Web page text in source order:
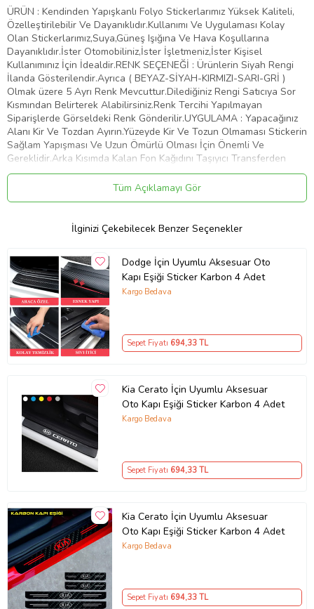
ÜRÜN : Kendinden Yapışkanlı Folyo Stickerlarımız Yüksek Kaliteli,
Özelleştirilebilir Ve Dayanıklıdır.Kullanımı Ve Uygulaması Kolay
Olan Stickerlarımız,Suya,Güneş Işığına Ve Hava Koşullarına
Dayanıklıdır.İster Otomobiliniz,İster İşletmeniz,İster Kişisel
Kullanımınız İçin İdealdir.RENK SEÇENEĞİ : Ürünlerin Siyah Rengi
İlanda Gösterilendir.Ayrıca ( BEYAZ-SİYAH-KIRMIZI-SARI-GRİ )
Olmak üzere 5 Ayrı Renk Mevcuttur.Dilediğiniz Rengi Satıcıya Sor
Kısmından Belirterek Alabilirsiniz.Renk Tercihi Yapılmayan
Siparişlerde Görseldeki Renk Gönderilir.UYGULAMA : Yapacağınız
Alanı Kir Ve Tozdan Ayırın.Yüzeyde Kir Ve Tozun Olmaması Stickerin
Sağlam Yapışması Ve Uzun Ömürlü Olması İçin Önemli Ve
Gereklidir.Arka Kısımda Kalan Fon Kağıdını Taşıyıcı Transferden
Dikkatlice Ayırın.Bu İşlemi Yaparken Stickerin Tüm Parçalarının
Taşıyıcıya Geçtiğinden Emin Olun.Taşıyıcı Transferi Belirlemiş
Olduğunuz Yüzeye Üstten Başlayarak Plastik Bir Kart İle Bastırıp
Transferin Üzerinden Desene Baskı Yaparak Stickerin Düzeye
Çekerken Parçaların Taşıyıcıdan Ayrılıp Belirlemiş Olduğunuz Alana
Yapıştığından Emin Olun.Artık Stickeriniz Kullanıma Hazır. Tebrikler
Ürün Kodu:kcm17007161
Tüm Açıklamayı Gör
İlginizi Çekebilecek Benzer Seçenekler
Dodge İçin Uyumlu Aksesuar Oto
Kapı Eşiği Sticker Karbon 4 Adet
Kargo Bedava
Sepet Fiyatı 694,33 TL
Kia Cerato İçin Uyumlu Aksesuar
Oto Kapı Eşiği Sticker Karbon 4 Adet
Kargo Bedava
Sepet Fiyatı 694,33 TL
Kia Cerato İçin Uyumlu Aksesuar
Oto Kapı Eşiği Sticker Karbon 4 Adet
Kargo Bedava
Sepet Fiyatı 694,33 TL